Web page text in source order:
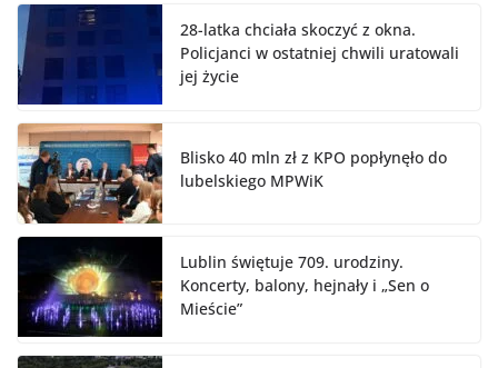
28-latka chciała skoczyć z okna.
Policjanci w ostatniej chwili uratowali
jej życie
Blisko 40 mln zł z KPO popłynęło do
lubelskiego MPWiK
Lublin świętuje 709. urodziny.
Koncerty, balony, hejnały i „Sen o
Mieście”